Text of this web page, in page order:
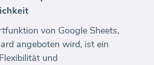
von Google Sheets,
angeboten wird, ist ein
und